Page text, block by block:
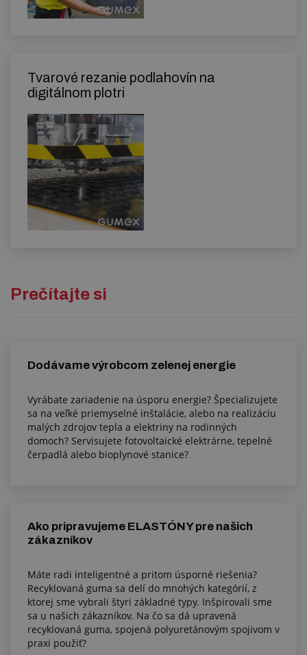
Tvarové rezanie podlahovín na
digitálnom plotri
Prečítajte si
Dodávame výrobcom zelenej energie
Vyrábate zariadenie na úsporu energie? Špecializujete
sa na veľké priemyselné inštalácie, alebo na realizáciu
malých zdrojov tepla a elektriny na rodinných
domoch? Servisujete fotovoltaické elektrárne, tepelné
čerpadlá alebo bioplynové stanice?
Ako pripravujeme ELASTÓNY pre našich
zákazníkov
Máte radi inteligentné a pritom úsporné riešenia?
Recyklovaná guma sa delí do mnohých kategórií, z
ktorej sme vybrali štyri základné typy. Inšpirovali sme
sa u našich zákazníkov. Na čo sa dá upravená
recyklovaná guma, spojená polyuretánovým spojivom v
praxi použiť?